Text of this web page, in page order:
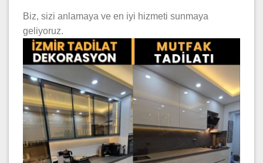
Biz, sizi anlamaya ve en iyi hizmeti sunmaya
geliyoruz.